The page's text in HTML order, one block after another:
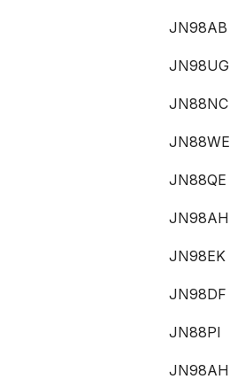
JN98AB
JN98UG
JN88NC
JN88WE
JN88QE
JN98AH
JN98EK
JN98DF
JN88PI
JN98AH